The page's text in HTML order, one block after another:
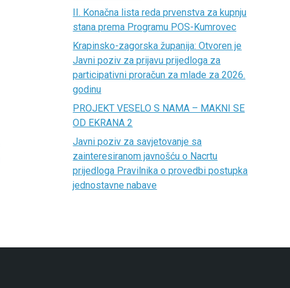
II. Konačna lista reda prvenstva za kupnju
stana prema Programu POS-Kumrovec
Krapinsko-zagorska županija: Otvoren je
Javni poziv za prijavu prijedloga za
participativni proračun za mlade za 2026.
godinu
PROJEKT VESELO S NAMA – MAKNI SE
OD EKRANA 2
Javni poziv za savjetovanje sa
zainteresiranom javnošću o Nacrtu
prijedloga Pravilnika o provedbi postupka
jednostavne nabave